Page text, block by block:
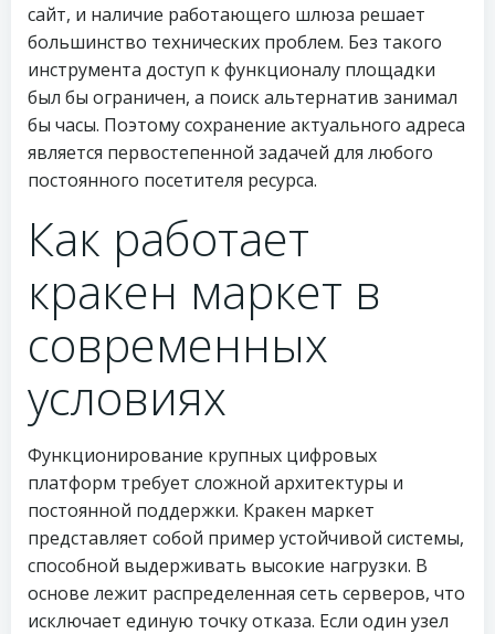
сайт, и наличие работающего шлюза решает
большинство технических проблем. Без такого
инструмента доступ к функционалу площадки
был бы ограничен, а поиск альтернатив занимал
бы часы. Поэтому сохранение актуального адреса
является первостепенной задачей для любого
постоянного посетителя ресурса.
Как работает
кракен маркет в
современных
условиях
Функционирование крупных цифровых
платформ требует сложной архитектуры и
постоянной поддержки. Кракен маркет
представляет собой пример устойчивой системы,
способной выдерживать высокие нагрузки. В
основе лежит распределенная сеть серверов, что
исключает единую точку отказа. Если один узел